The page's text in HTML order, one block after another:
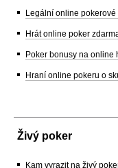
Legální online pokerové
Hrát online poker
Poker bonusy na online
Hraní online pokeru o
Živý poker
Kam vyrazit na živý